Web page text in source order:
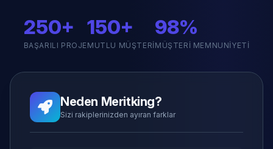
250+
BAŞARILI PROJE
150+
MUTLU MÜŞTERI
98%
MÜŞTERI MEMNUNIYETI
Neden Meritking?
Sizi rakiplerinizden ayıran farklar